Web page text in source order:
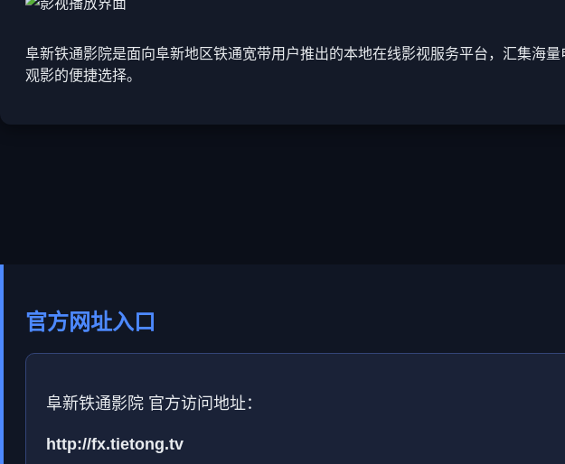
阜新铁通影院是面向阜新地区铁通宽带用户推出的本地在线影视服务平台，汇集海
观影的便捷选择。
官方网址入口
阜新铁通影院 官方访问地址：
http://fx.tietong.tv